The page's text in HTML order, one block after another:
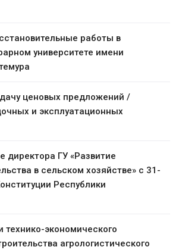
работы в
университете имени
ценовых предложений /
и эксплуатационных
директора ГУ «Развитие
в сельском хозяйстве» с 31-
Республики
технико-экономического
агрологистического